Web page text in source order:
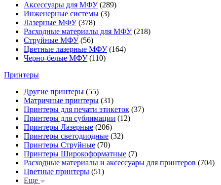
Аксессуары для МФУ(289)
Инженерные системы (3)
Лазерные МФУ(378)
Расходные материалы для МФУ(218)
Струйные МФУ(56)
Цветные лазерные МФУ(164)
Черно-белые МФУ(110)
Принтеры
Другие принтеры (55)
Матричные принтеры (31)
Принтеры для печати этикеток (37)
Принтеры для сублимации (12)
Принтеры Лазерные (206)
Принтеры светодиодные (32)
Принтеры Струйные (70)
Принтеры Широкоформатные (7)
Расходные материалы и аксессуары для принтеров (704)
Цветные принтеры (51)
Еще